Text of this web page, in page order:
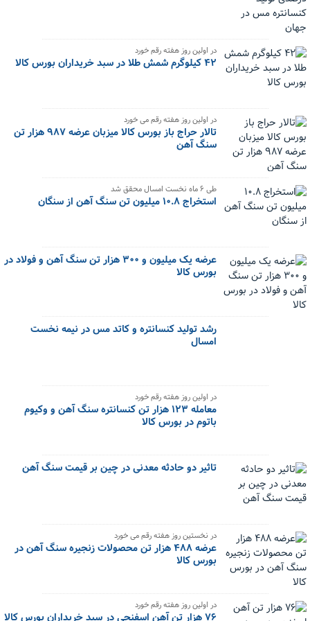
در اولین روز هفته رقم خورد
۴۲ کیلوگرم شمش طلا در سبد خریداران بورس کالا
در اولین روز هفته رقم می خورد
تالار حراج باز بورس کالا میزبان عرضه ۹۸۷ هزار تن
سنگ آهن
طی ۶ ماه نخست امسال محقق شد
استخراج ۱۰.۸ میلیون تن سنگ آهن از سنگان
عرضه یک میلیون و ۳۰۰ هزار تن سنگ آهن و فولاد در
بورس کالا
رشد تولید کنسانتره و کاتد مس در نیمه نخست
امسال
در اولین روز هفته رقم خورد
معامله ۱۲۳ هزار تن کنسانتره سنگ آهن و وکیوم
باتوم در بورس کالا
تاثیر دو حادثه معدنی در چین بر قیمت سنگ آهن
در نخستین روز هفته رقم می خورد
عرضه ۴۸۸ هزار تن محصولات زنجیره سنگ آهن در
بورس کالا
در اولین روز هفته رقم خورد
۷۶ هزار تن آهن اسفنجی در سبد خریداران بورس کالا